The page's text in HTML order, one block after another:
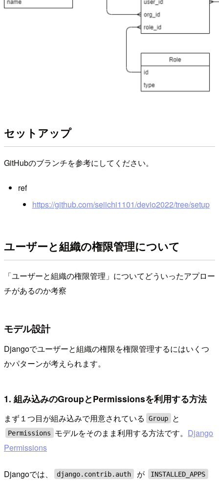
セットアップ
GitHubのブランチを参考にしてください。
ref
https://github.com/seiichi1101/devio2022/tree/setup
ユーザーと組織の権限管理について
「ユーザーと組織の権限管理」についてどういったアプロー
チがあるのか考察
モデル設計
Djangoでユーザーと組織の権限を権限管理するにはいくつ
かパターンが考えられます。
1. 組み込みのGroupとPermissionsを利用する方法
まず１つ目が組み込みで用意されている Group と
Permissions モデルをそのまま利用する方法です。 Django
Permissions
Djangoでは、 django.contrib.auth が INSTALLED_APPS